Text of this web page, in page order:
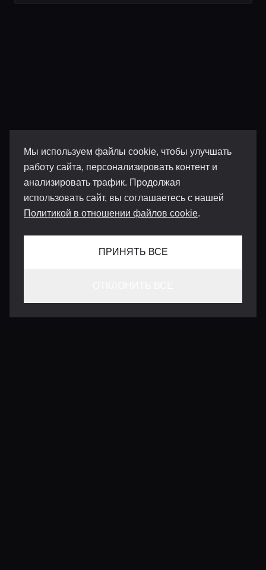
Мы используем файлы cookie, чтобы улучшать
работу сайта, персонализировать контент и
анализировать трафик. Продолжая
использовать сайт, вы соглашаетесь с нашей
Политикой в отношении файлов cookie.
ПРИНЯТЬ ВСЕ